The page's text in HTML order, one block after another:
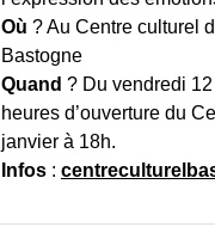
Où ? Au Centre culturel
Bastogne
Quand ? Du vendredi
heures d’ouverture du
janvier à 18h.
Infos :